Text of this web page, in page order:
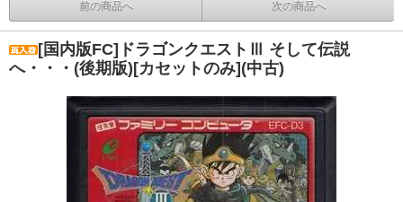
前の商品へ 次の商品へ
[国内版FC]ドラゴンクエストⅢ そして伝説
へ・・・(後期版)[カセットのみ](中古)